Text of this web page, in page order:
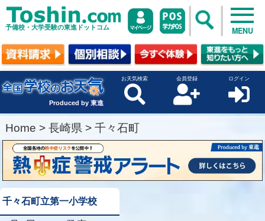
予備校・大学受験の東進ドットコム MENU
Produced by 東進
お天気検索 会員登録 ログイン
Home > 長崎県 > 千々石町
千々石町立第一小学校